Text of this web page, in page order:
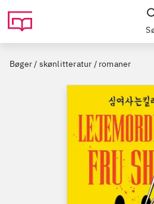
Bøger / skønlitteratur / romaner